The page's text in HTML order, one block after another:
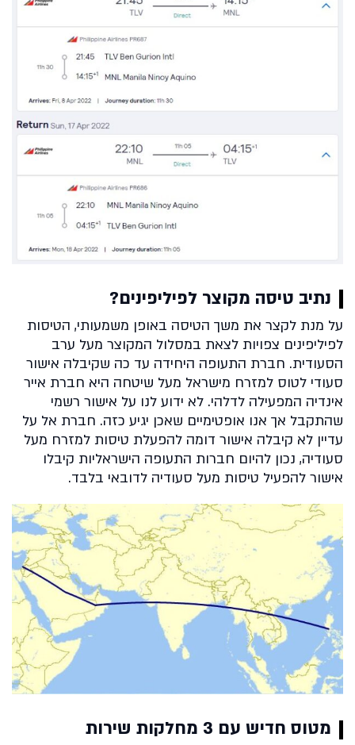
נתיב טיסה מקוצר לפיליפינים?
על מנת לקצר את משך הטיסה באופן משמעותי, הטיסות
לפיליפינים צפויות לצאת במסלול המקוצר מעל ערב
הסעודית. חברת התעופה היחידה עד כה שקיבלה אישור
סעודי לטוס למזרח מישראל מעל שיטחה היא חברת אייר
אינדיה המפעילה לדלהי. לא ידוע לנו על אישור רשמי
שהתקבל אך אנו אופטימיים שאכן יגיע כזה. חברת אל על
עדיין לא קיבלה אישור דומה להפעלת טיסות למזרח מעל
סעודיה, נכון להיום חברות התעופה הישראליות קיבלו
אישור להפעיל טיסות מעל סעודיה לדובאי בלבד.
מטוס חדיש עם 3 מחלקות שירות